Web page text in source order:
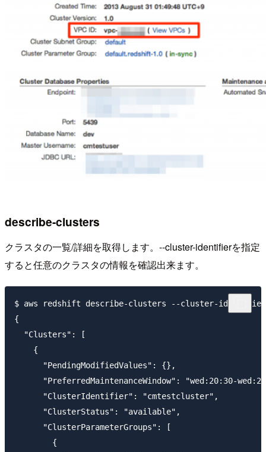
describe-clusters
クラスタの一覧/詳細を取得します。--cluster-identifierを指定
すると任意のクラスタの情報を確認出来ます。
$ aws redshift describe-clusters --cluster-
{
  "Clusters": [
    {
      "PendingModifiedValues": {},
"PreferredMaintenanceWindow": "wed:20:30-
      "ClusterIdentifier": "cmtestcluster",
      "ClusterStatus": "available",
      "ClusterParameterGroups": [
        {